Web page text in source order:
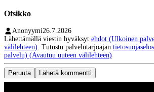
Otsikko
Anonyymi26.7.2026
Lähettämällä viestin hyväksyt ehdot (Ulkoinen
välilehteen). Tutustu palvelutarjoajan
palvelu) (Avautuu uuteen välilehteen)
Peruuta Lähetä kommentti